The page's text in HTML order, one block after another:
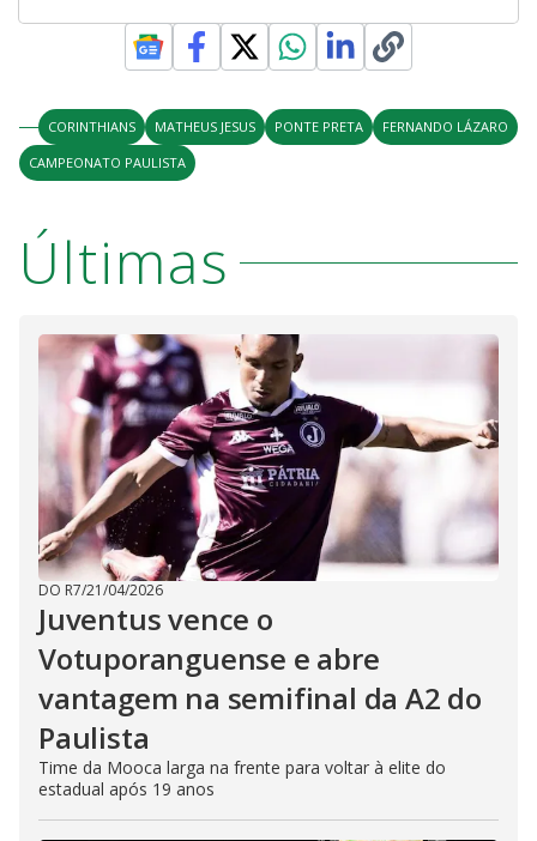
CORINTHIANS MATHEUS JESUS PONTE PRETA
FERNANDO LÁZARO
CAMPEONATO PAULISTA
Últimas
DO R7/21/04/2026
Juventus vence o
Votuporanguense e abre
vantagem na semifinal da A2 do
Paulista
Time da Mooca larga na frente para voltar à elite do
estadual após 19 anos